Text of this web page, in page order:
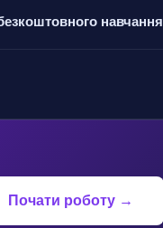
навчання
Почати роботу →